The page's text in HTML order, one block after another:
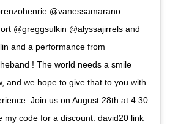
@vanessamarano
@greggsulkin @alyssajirrels and
and a performance from
! The world needs a smile
and we hope to give that to you with
Join us on August 28th at 4:30
my code for a discount: david20 link